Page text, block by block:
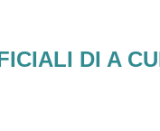
DI A